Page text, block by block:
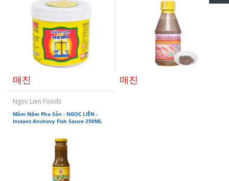
매진 매진
Ngoc Lien Foods
Mắm Nêm Pha Sẵn - NGỌC LIÊN -
Instant Anchovy Fish Sauce 250ML